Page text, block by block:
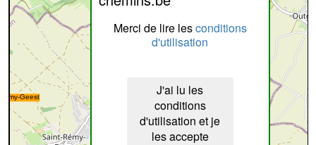
Merci de lire lesconditions
d'utilisation
J'ai lu les
conditions
d'utilisation et je
les accepte